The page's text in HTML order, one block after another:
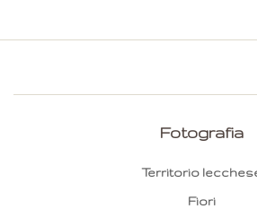
Fotografia
Territorio
Fiori